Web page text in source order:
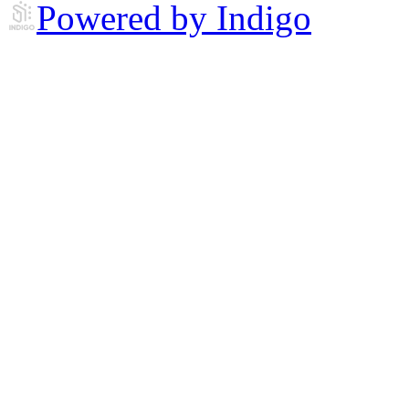
Powered by Indigo